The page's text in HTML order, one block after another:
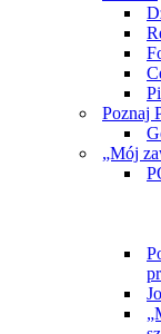
Poznaj
„Mój